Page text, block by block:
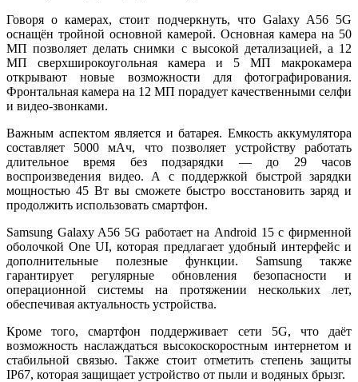
Говоря о камерах, стоит подчеркнуть, что Galaxy A56 5G
оснащён тройной основной камерой. Основная камера на 50
МП позволяет делать снимки с высокой детализацией, а 12
МП сверхширокоугольная камера и 5 МП макрокамера
открывают новые возможности для фотографирования.
Фронтальная камера на 12 МП порадует качественными селфи
и видео-звонками.
Важным аспектом является и батарея. Емкость аккумулятора
составляет 5000 мАч, что позволяет устройству работать
длительное время без подзарядки — до 29 часов
воспроизведения видео. А с поддержкой быстрой зарядки
мощностью 45 Вт вы сможете быстро восстановить заряд и
продолжить использовать смартфон.
Samsung Galaxy A56 5G работает на Android 15 с фирменной
оболочкой One UI, которая предлагает удобный интерфейс и
дополнительные полезные функции. Samsung также
гарантирует регулярные обновления безопасности и
операционной системы на протяжении нескольких лет,
обеспечивая актуальность устройства.
Кроме того, смартфон поддерживает сети 5G, что даёт
возможность наслаждаться высокоскоростным интернетом и
стабильной связью. Также стоит отметить степень защиты
IP67, которая защищает устройство от пыли и водяных брызг.